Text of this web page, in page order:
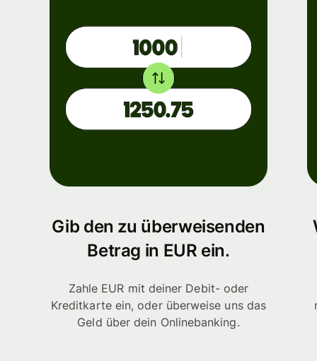
Gib den zu überweisenden
Betrag in EUR ein.
Zahle EUR mit deiner Debit- oder
Kreditkarte ein, oder überweise uns das
Geld über dein Onlinebanking.